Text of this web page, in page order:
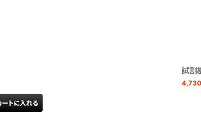
試割
4,730